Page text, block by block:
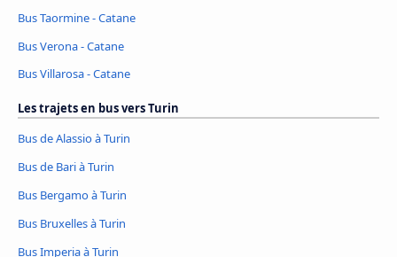
Bus Taormine - Catane
Bus Verona - Catane
Bus Villarosa - Catane
Les trajets en bus vers Turin
Bus de Alassio à Turin
Bus de Bari à Turin
Bus Bergamo à Turin
Bus Bruxelles à Turin
Bus Imperia à Turin